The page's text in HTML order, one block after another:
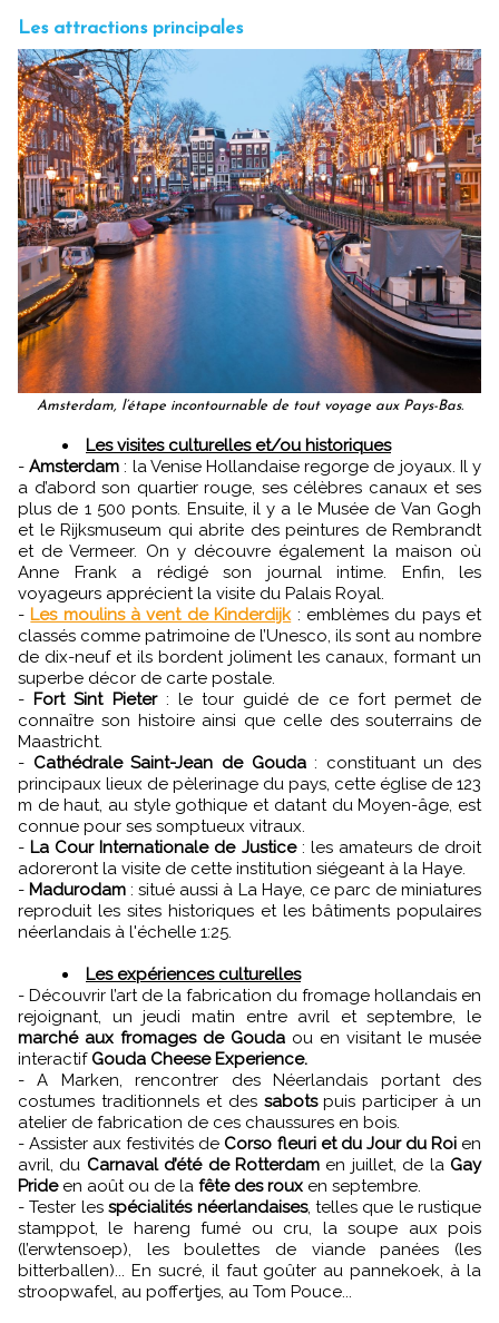
Les attractions principales
Amsterdam, l’étape incontournable de tout voyage aux Pays-Bas.
Les visites culturelles et/ou historiques
-Amsterdam : la Venise Hollandaise regorge de joyaux. Il y
a d’abord son quartier rouge, ses célèbres canaux et ses
plus de 1 500 ponts. Ensuite, il y a le Musée de Van Gogh
et le Rijksmuseum qui abrite des peintures de Rembrandt
et de Vermeer. On y découvre également la maison où
Anne Frank a rédigé son journal intime. Enfin, les
voyageurs apprécient la visite du Palais Royal.
- Les moulins à vent de Kinderdijk: emblèmes du pays et
classés comme patrimoine de l’Unesco, ils sont au nombre
de dix-neuf et ils bordent joliment les canaux, formant un
superbe décor de carte postale.
- Fort Sint Pieter: le tour guidé de ce fort permet de
connaître son histoire ainsi que celle des souterrains de
Maastricht.
- Cathédrale Saint-Jean de Gouda: constituant un des
principaux lieux de pèlerinage du pays, cette église de 123
m de haut, au style gothique et datant du Moyen-âge, est
connue pour ses somptueux vitraux.
- La Cour Internationale de Justice: les amateurs de droit
adoreront la visite de cette institution siégeant à la Haye.
- Madurodam : situé aussi à La Haye, ce parc de miniatures
reproduit les sites historiques et les bâtiments populaires
néerlandais à l'échelle 1:25.
Les expériences culturelles
- Découvrir l’art de la fabrication du fromage hollandais en
rejoignant, un jeudi matin entre avril et septembre, le
marché aux fromages de Gouda ou en visitant le musée
interactif Gouda Cheese Experience.
- A Marken, rencontrer des Néerlandais portant des
costumes traditionnels et des sabotspuis participer à un
atelier de fabrication de ces chaussures en bois.
- Assister aux festivités de Corso fleuri et du Jour du Roi en
avril, du Carnaval d’été de Rotterdam en juillet, de la Gay
Pride en août ou de la fête des roux en septembre.
- Tester lesspécialités néerlandaises, telles que le rustique
stamppot, le hareng fumé ou cru, la soupe aux pois
(l’erwtensoep), les boulettes de viande panées (les
bitterballen)... En sucré, il faut goûter au pannekoek, à la
stroopwafel, au poffertjes, au Tom Pouce...